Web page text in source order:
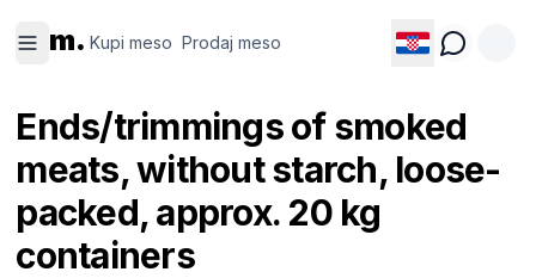
m. Kupi meso Prodaj meso
meso
meso
Ends/trimmings of smoked
meats, without starch, loose-
packed, approx. 20 kg
containers